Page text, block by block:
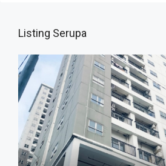
Listing Serupa